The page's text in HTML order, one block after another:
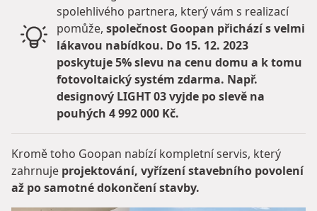
spolehlivého partnera, který vám s realizací
pomůže, společnost Goopan přichází s velmi
lákavou nabídkou. Do 15. 12. 2023
poskytuje 5% slevu na cenu domu a k tomu
fotovoltaický systém zdarma. Např.
designový LIGHT 03 vyjde po slevě na
pouhých 4 992 000 Kč.
Kromě toho Goopan nabízí kompletní servis, který
zahrnuje projektování, vyřízení stavebního povolení
až po samotné dokončení stavby.